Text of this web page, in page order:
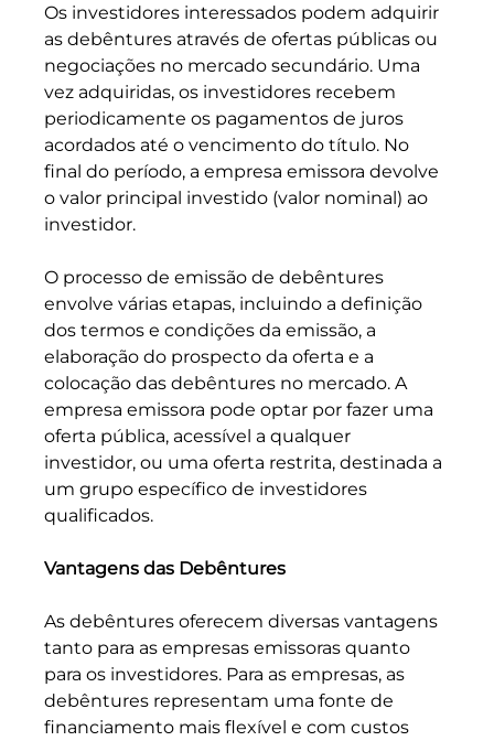
Os investidores interessados podem adquirir
as debêntures através de ofertas públicas ou
negociações no mercado secundário. Uma
vez adquiridas, os investidores recebem
periodicamente os pagamentos de juros
acordados até o vencimento do título. No
final do período, a empresa emissora devolve
o valor principal investido (valor nominal) ao
investidor.
O processo de emissão de debêntures
envolve várias etapas, incluindo a definição
dos termos e condições da emissão, a
elaboração do prospecto da oferta e a
colocação das debêntures no mercado. A
empresa emissora pode optar por fazer uma
oferta pública, acessível a qualquer
investidor, ou uma oferta restrita, destinada a
um grupo específico de investidores
qualificados.
Vantagens das Debêntures
As debêntures oferecem diversas vantagens
tanto para as empresas emissoras quanto
para os investidores. Para as empresas, as
debêntures representam uma fonte de
financiamento mais flexível e com custos